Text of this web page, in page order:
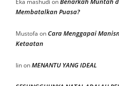
Eka mashudi on
Membatalkan Puasa?
Mustofa onCara Menggapai
Ketaatan
IinonMENANTU YANG IDEAL